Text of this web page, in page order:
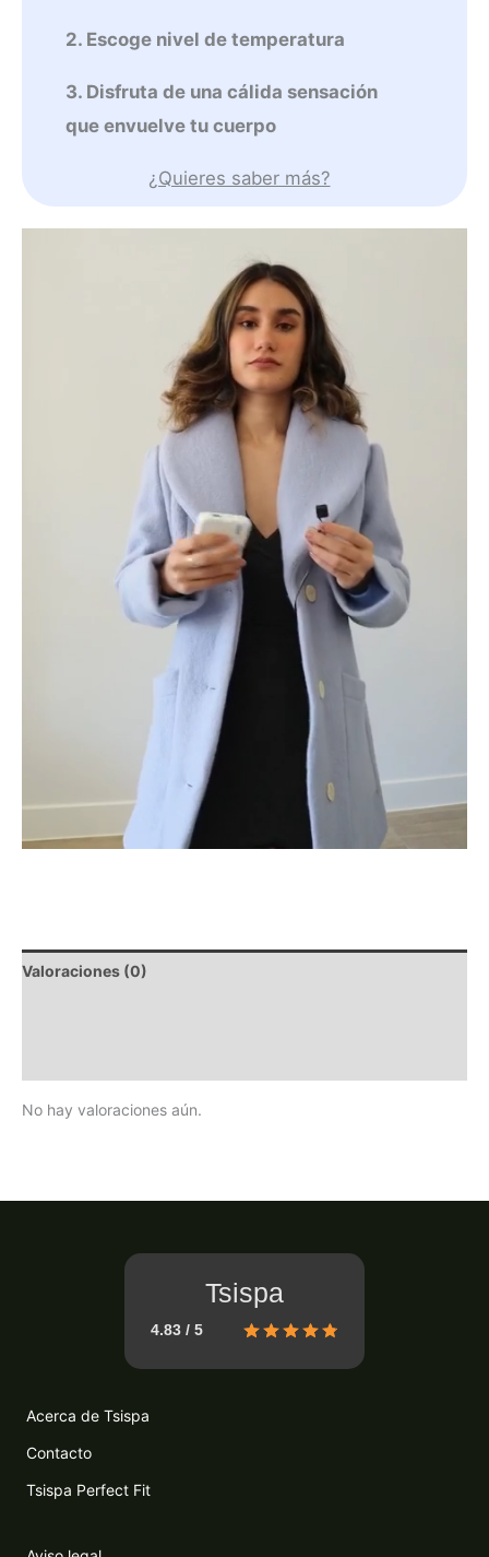
2. Escoge nivel de temperatura
3. Disfruta de una cálida sensación
que envuelve tu cuerpo
¿Quieres saber más?
Valoraciones (0)
No hay valoraciones aún.
Tsispa
4.83 / 5
Acerca de Tsispa
Contacto
Tsispa Perfect Fit